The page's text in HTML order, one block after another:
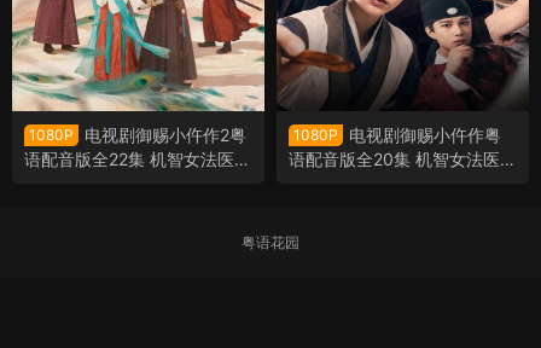
1080P
电视剧御赐小仵作2粤
语配音版全22集 机智女法医2
1080P
电视剧御赐小仵作粤
语配音版全20集 机智女法医粤
粤语花园